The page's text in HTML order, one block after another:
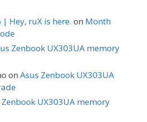
Hey, ruX is here. on Month
Zenbook UX303UA memory
on Asus Zenbook UX303UA
Zenbook UX303UA memory